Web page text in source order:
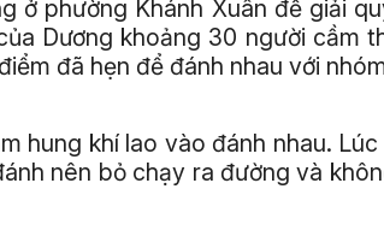
ở phường Khánh Xuân để giải
Dương khoảng 30 người cầm
đã hẹn để đánh nhau với
hung khí lao vào đánh nhau. Lúc
nên bỏ chạy ra đường và